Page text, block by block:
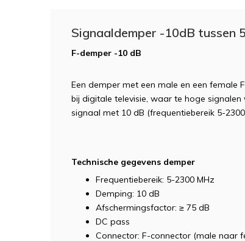
Signaaldemper -10dB tussen
F-demper -10 dB
Een demper met een male en een female
bij digitale televisie, waar te hoge
signaal met 10 dB (frequentiebereik 5-2300
Technische gegevens demper
Frequentiebereik: 5-2300 MHz
Demping: 10 dB
Afschermingsfactor: ≥ 75 dB
DC pass
Connector: F-connector (male naar